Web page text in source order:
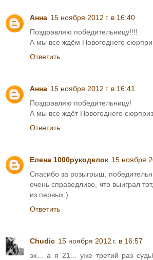
Анна 15 ноября 2012 г. в 16:40
Поздравляю победительницу!!!!
А мы все ждём Новогоднего
Ответить
Анна 15 ноября 2012 г. в 16:41
Поздравляю победительницу!
А мы все ждёт Новогоднего
Ответить
Елена 1000рукоделок 15 ноября
Спасибо за розыгрыш,
очень справедливо, что выиграл
из первых:)
Ответить
Chudic 15 ноября 2012 г. в 16:57
эх... а я 21... уже третий раз